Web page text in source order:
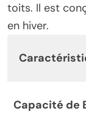
toits. Il est
en hiver.
Capacité de